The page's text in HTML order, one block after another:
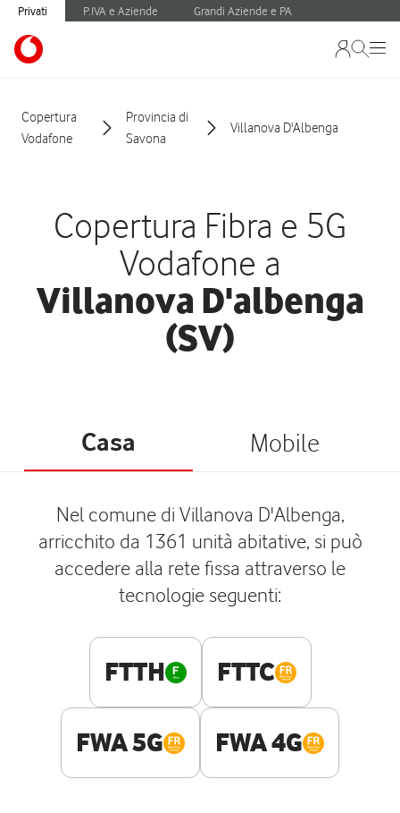
Privati P.IVA e Aziende Grandi Aziende e PA
Copertura
Vodafone
Provincia di
Savona
Villanova D'Albenga
Copertura Fibra e 5G
Vodafone a
Villanova D'albenga
(SV)
Casa Mobile
Nel comune di Villanova D'Albenga,
arricchito da 1361 unità abitative, si può
accedere alla rete fissa attraverso le
tecnologie seguenti:
FTTH FTTC
FWA 5G FWA 4G